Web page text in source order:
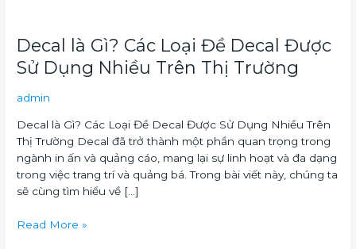
Decal là Gì? Các Loại Đề Decal Được
Sử Dụng Nhiều Trên Thị Trường
admin
Decal là Gì? Các Loại Đề Decal Được Sử Dụng Nhiều Trên
Thị Trường Decal đã trở thành một phần quan trọng trong
ngành in ấn và quảng cáo, mang lại sự linh hoạt và đa dạng
trong việc trang trí và quảng bá. Trong bài viết này, chúng ta
sẽ cùng tìm hiểu về […]
Decal
Gì?
Các
Đề
Decal
Được
Sử
Dụng
Trên
Read More »